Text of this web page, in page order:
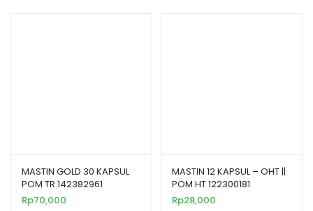
MASTIN GOLD 30 KAPSUL
POM TR 142382961
Rp70,000
MASTIN 12 KAPSUL – OHT ||
POM HT 122300181
Rp28,000